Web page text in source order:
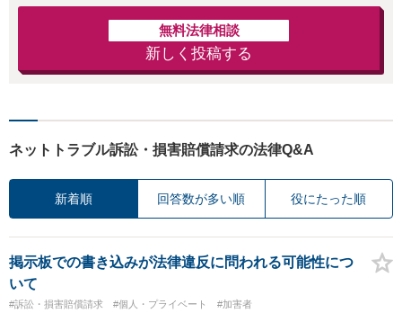
無料法律相談
新しく投稿する
ネットトラブル訴訟・損害賠償請求の法律Q&A
新着順 回答数が多い順 役にたった順
掲示板での書き込みが法律違反に問われる可能性につ
いて
#訴訟・損害賠償請求 #個人・プライベート #加害者